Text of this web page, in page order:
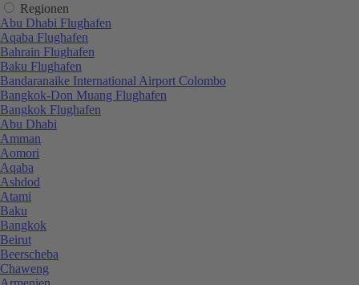
Regionen
Abu Dhabi Flughafen
Aqaba Flughafen
Bahrain Flughafen
Baku Flughafen
Bandaranaike International Airport Colombo
Bangkok-Don Muang Flughafen
Bangkok Flughafen
Abu Dhabi
Amman
Aomori
Aqaba
Ashdod
Atami
Baku
Bangkok
Beirut
Beerscheba
Chaweng